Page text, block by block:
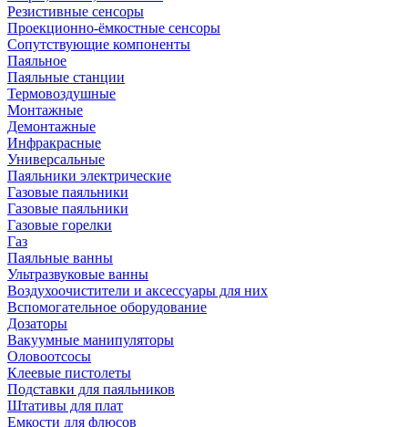
Резистивные сенсоры
Проекционно-ёмкостные сенсоры
Сопутствующие компоненты
Паяльное
Паяльные станции
Термовоздушные
Монтажные
Демонтажные
Инфракрасные
Универсальные
Паяльники электрические
Газовые паяльники
Газовые паяльники
Газовые горелки
Газ
Паяльные ванны
Ультразвуковые ванны
Воздухоочистители и аксессуары для них
Вспомогательное оборудование
Дозаторы
Вакуумные манипуляторы
Оловоотсосы
Клеевые пистолеты
Подставки для паяльников
Штативы для плат
Емкости для флюсов